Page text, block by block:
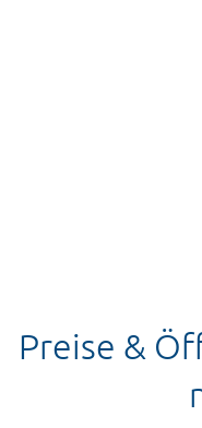
Preise &